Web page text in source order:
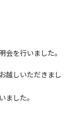
会を行いました。
越しいただきまし
ました。